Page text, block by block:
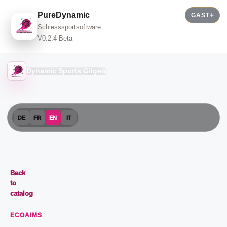
PureDynamic
Schiesssportsoftware
V0.2.4 Beta
GAST
Dynamic Sports Gilgen
DE FR EN IT
Back
to
catalog
ECOAIMS